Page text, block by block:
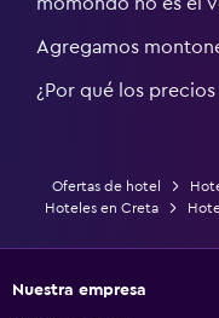
Agregamos
¿Por qué los
Ofertas de hotel
Hoteles en Creta
Nuestra empresa